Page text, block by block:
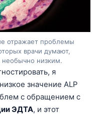
отражает проблемы
врачи думают,
необычно низким.
я
значение ALP
с обращением с
ЭДТА, и этот